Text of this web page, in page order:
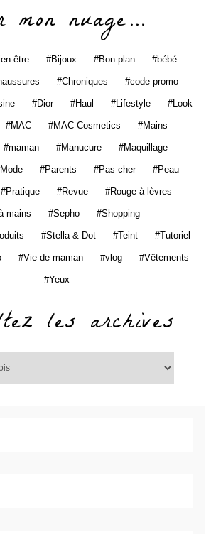
mon nuage…
être Bijoux Bon plan bébé
Chroniques code promo
Dior Haul Lifestyle Look
MAC MAC Cosmetics Mains
maman Manucure Maquillage
Mode Parents Pas cher Peau
Pratique Revue Rouge à lèvres
mains Sepho Shopping
Stella & Dot Teint Tutoriel
Vie de maman vlog Vêtements
Yeux
les archives